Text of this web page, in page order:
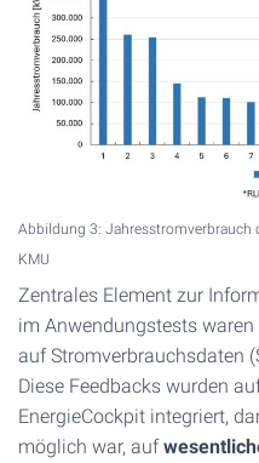
Abbildung 3: Jahresstromverbrauch
KMU
Zentrales Element zur
im Anwendungstests
auf Stromverbrauchsdaten
Diese Feedbacks wurden
EnergieCockpit integriert,
möglich war, auf